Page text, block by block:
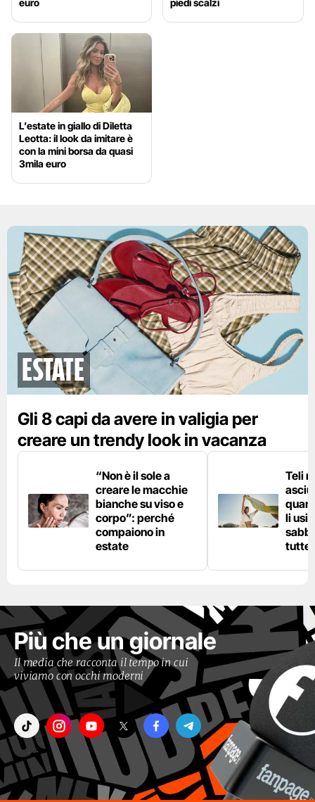
euro
piedi scalzi
L’estate in giallo di Diletta
Leotta: il look da imitare è
con la mini borsa da quasi
3mila euro
Estate
Gli 8 capi da avere in valigia per
creare un trendy look in vacanza
“Non è il sole a
creare le macchie
bianche su viso e
corpo”: perché
compaiono in
estate
Teli
li
tutte
Più che un giornale
Il media che racconta il tempo in cui
viviamo con occhi moderni